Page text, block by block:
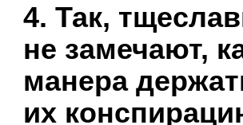
4. Так,
не замечают,
манера
их